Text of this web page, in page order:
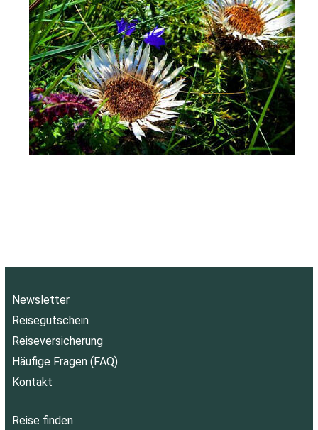
Newsletter
Reisegutschein
Reiseversicherung
Häufige Fragen (FAQ)
Kontakt
Reise finden